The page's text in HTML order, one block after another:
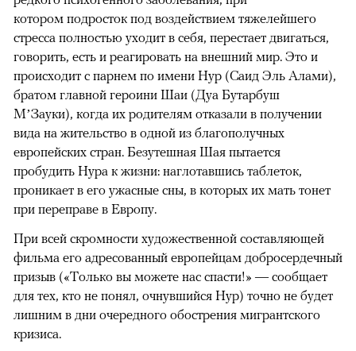
котором подросток под воздействием тяжелейшего
стресса полностью уходит в себя, перестает двигаться,
говорить, есть и реагировать на внешний мир. Это и
происходит с парнем по имени Нур (Саид Эль Алами),
братом главной героини Шаи (Дуа Бутарбуш
М’Зауки), когда их родителям отказали в получении
вида на жительство в одной из благополучных
европейских стран. Безутешная Шая пытается
пробудить Нура к жизни: наглотавшись таблеток,
проникает в его ужасные сны, в которых их мать тонет
при переправе в Европу.
При всей скромности художественной составляющей
фильма его адресованный европейцам добросердечный
призыв («Только вы можете нас спасти!» — сообщает
для тех, кто не понял, очнувшийся Нур) точно не будет
лишним в дни очередного обострения мигрантского
кризиса.